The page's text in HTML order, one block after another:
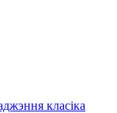
класіка